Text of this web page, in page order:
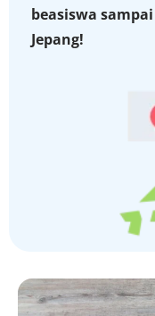
beasiswa
Jepang!